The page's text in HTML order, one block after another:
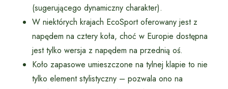
(sugerującego dynamiczny charakter).
W niektórych krajach EcoSport oferowany jest z
napędem na cztery koła, choć w Europie dostępna
jest tylko wersja z napędem na przednią oś.
Koło zapasowe umieszczone na tylnej klapie to nie
tylko element stylistyczny – pozwala ono na